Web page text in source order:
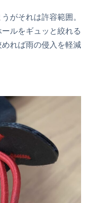
がそれは許容範囲。
ルをギュッと絞れる
れば雨の侵入を軽減